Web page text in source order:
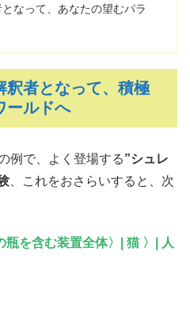
となって、あなたの望むパラ
釈者となって、積極
ールドへ
例で、よく登場する”シュレ
、これをおさらいすると、次
瓶を含む装置全体〉| 猫 〉| 人